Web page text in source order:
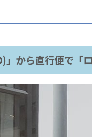
」から直行便で「